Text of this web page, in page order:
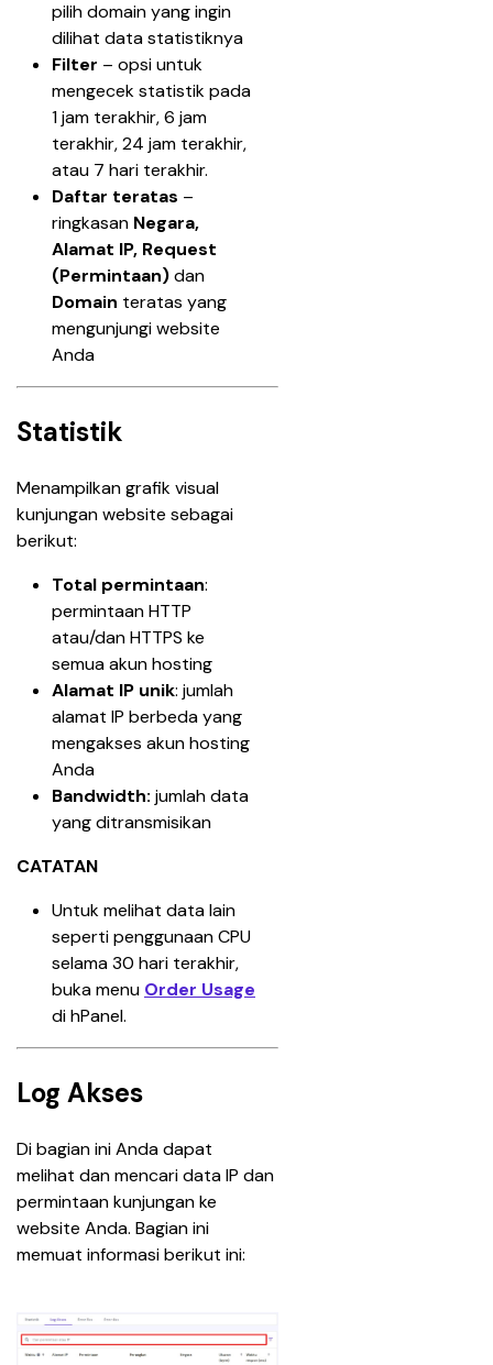
pilih domain yang ingin
dilihat data statistiknya
Filter – opsi untuk
mengecek statistik pada
1 jam terakhir, 6 jam
terakhir, 24 jam terakhir,
atau 7 hari terakhir.
Daftar teratas –
ringkasan Negara,
Alamat IP, Request
(Permintaan) dan
Domain teratas yang
mengunjungi website
Anda
Statistik
Menampilkan grafik visual
kunjungan website sebagai
berikut:
Total permintaan:
permintaan HTTP
atau/dan HTTPS ke
semua akun hosting
Alamat IP unik: jumlah
alamat IP berbeda yang
mengakses akun hosting
Anda
Bandwidth: jumlah data
yang ditransmisikan
CATATAN
Untuk melihat data lain
seperti penggunaan CPU
selama 30 hari terakhir,
buka menu Order Usage
di hPanel.
Log Akses
Di bagian ini Anda dapat
melihat dan mencari data IP dan
permintaan kunjungan ke
website Anda. Bagian ini
memuat informasi berikut ini: